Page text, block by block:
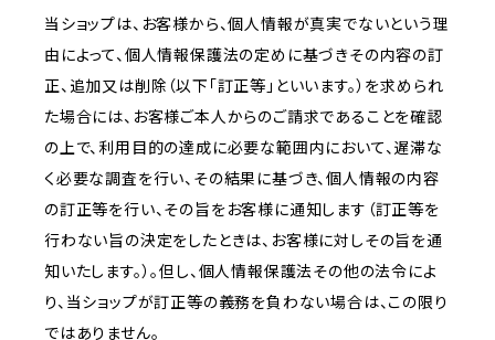
当ショップは、お客様から、個人情報が真実でないという理
由によって、個人情報保護法の定めに基づきその内容の訂
正、追加又は削除（以下「訂正等」といいます。）を求められ
た場合には、お客様ご本人からのご請求であることを確認
の上で、利用目的の達成に必要な範囲内において、遅滞な
く必要な調査を行い、その結果に基づき、個人情報の内容
の訂正等を行い、その旨をお客様に通知します（訂正等を
行わない旨の決定をしたときは、お客様に対しその旨を通
知いたします。）。但し、個人情報保護法その他の法令によ
り、当ショップが訂正等の義務を負わない場合は、この限り
ではありません。